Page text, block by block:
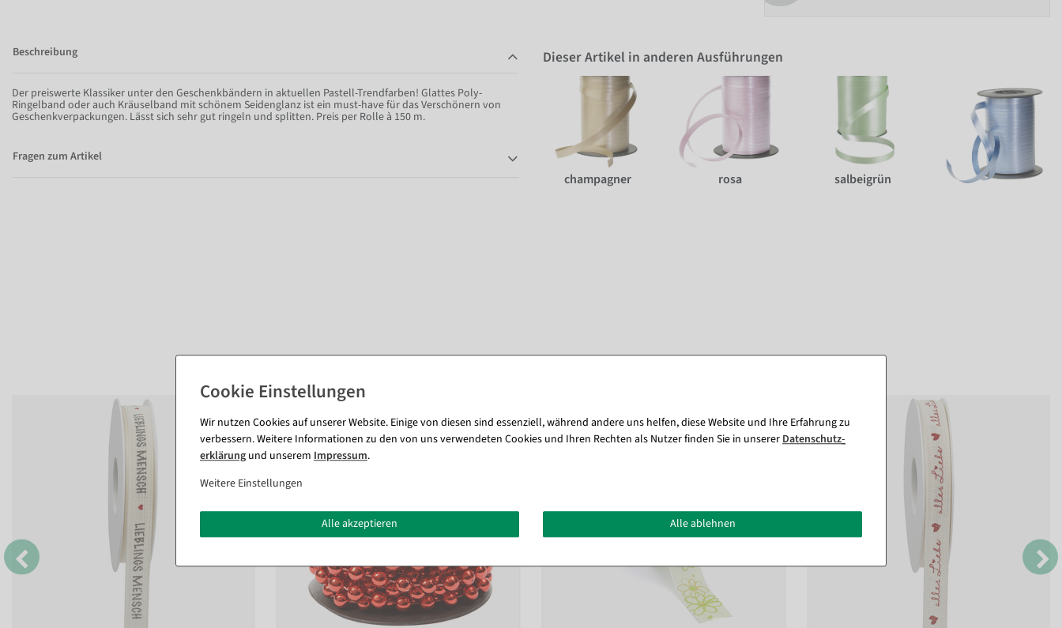
Beschreibung
Der preiswerte Klassiker unter den Geschenkbändern in aktuellen Pastell-Trendfarben! Glattes Poly-
Ringelband oder auch Kräuselband mit schönem Seidenglanz ist ein must-have für das Verschönern von
Geschenkverpackungen. Lässt sich sehr gut ringeln und splitten. Preis per Rolle à 150 m.
Fragen zum Artikel
Dieser Artikel in anderen Ausführungen
champagner rosa salbeigrün
Wir nutzen Cookies auf unserer Website. Einige von diesen sind essenziell, während andere uns helfen, diese Website und Ihre Erfahrung zu
verbessern. Weitere Informationen zu den von uns verwendeten Cookies und Ihren Rechten als Nutzer finden Sie in unserer Daten­schutz­
erklärung und unserem Impressum.
Weitere Einstellungen
Alle akzeptieren Alle ablehnen